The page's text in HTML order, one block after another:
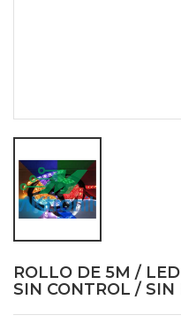
ROLLO DE 5M /
SIN CONTROL /